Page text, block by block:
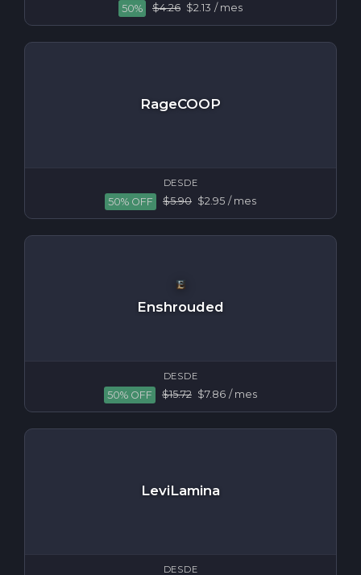
50% $4.26 $2.13 / mes
RageCOOP
DESDE
50% OFF $5.90 $2.95 / mes
Enshrouded
DESDE
50% OFF $15.72 $7.86 / mes
LeviLamina
DESDE